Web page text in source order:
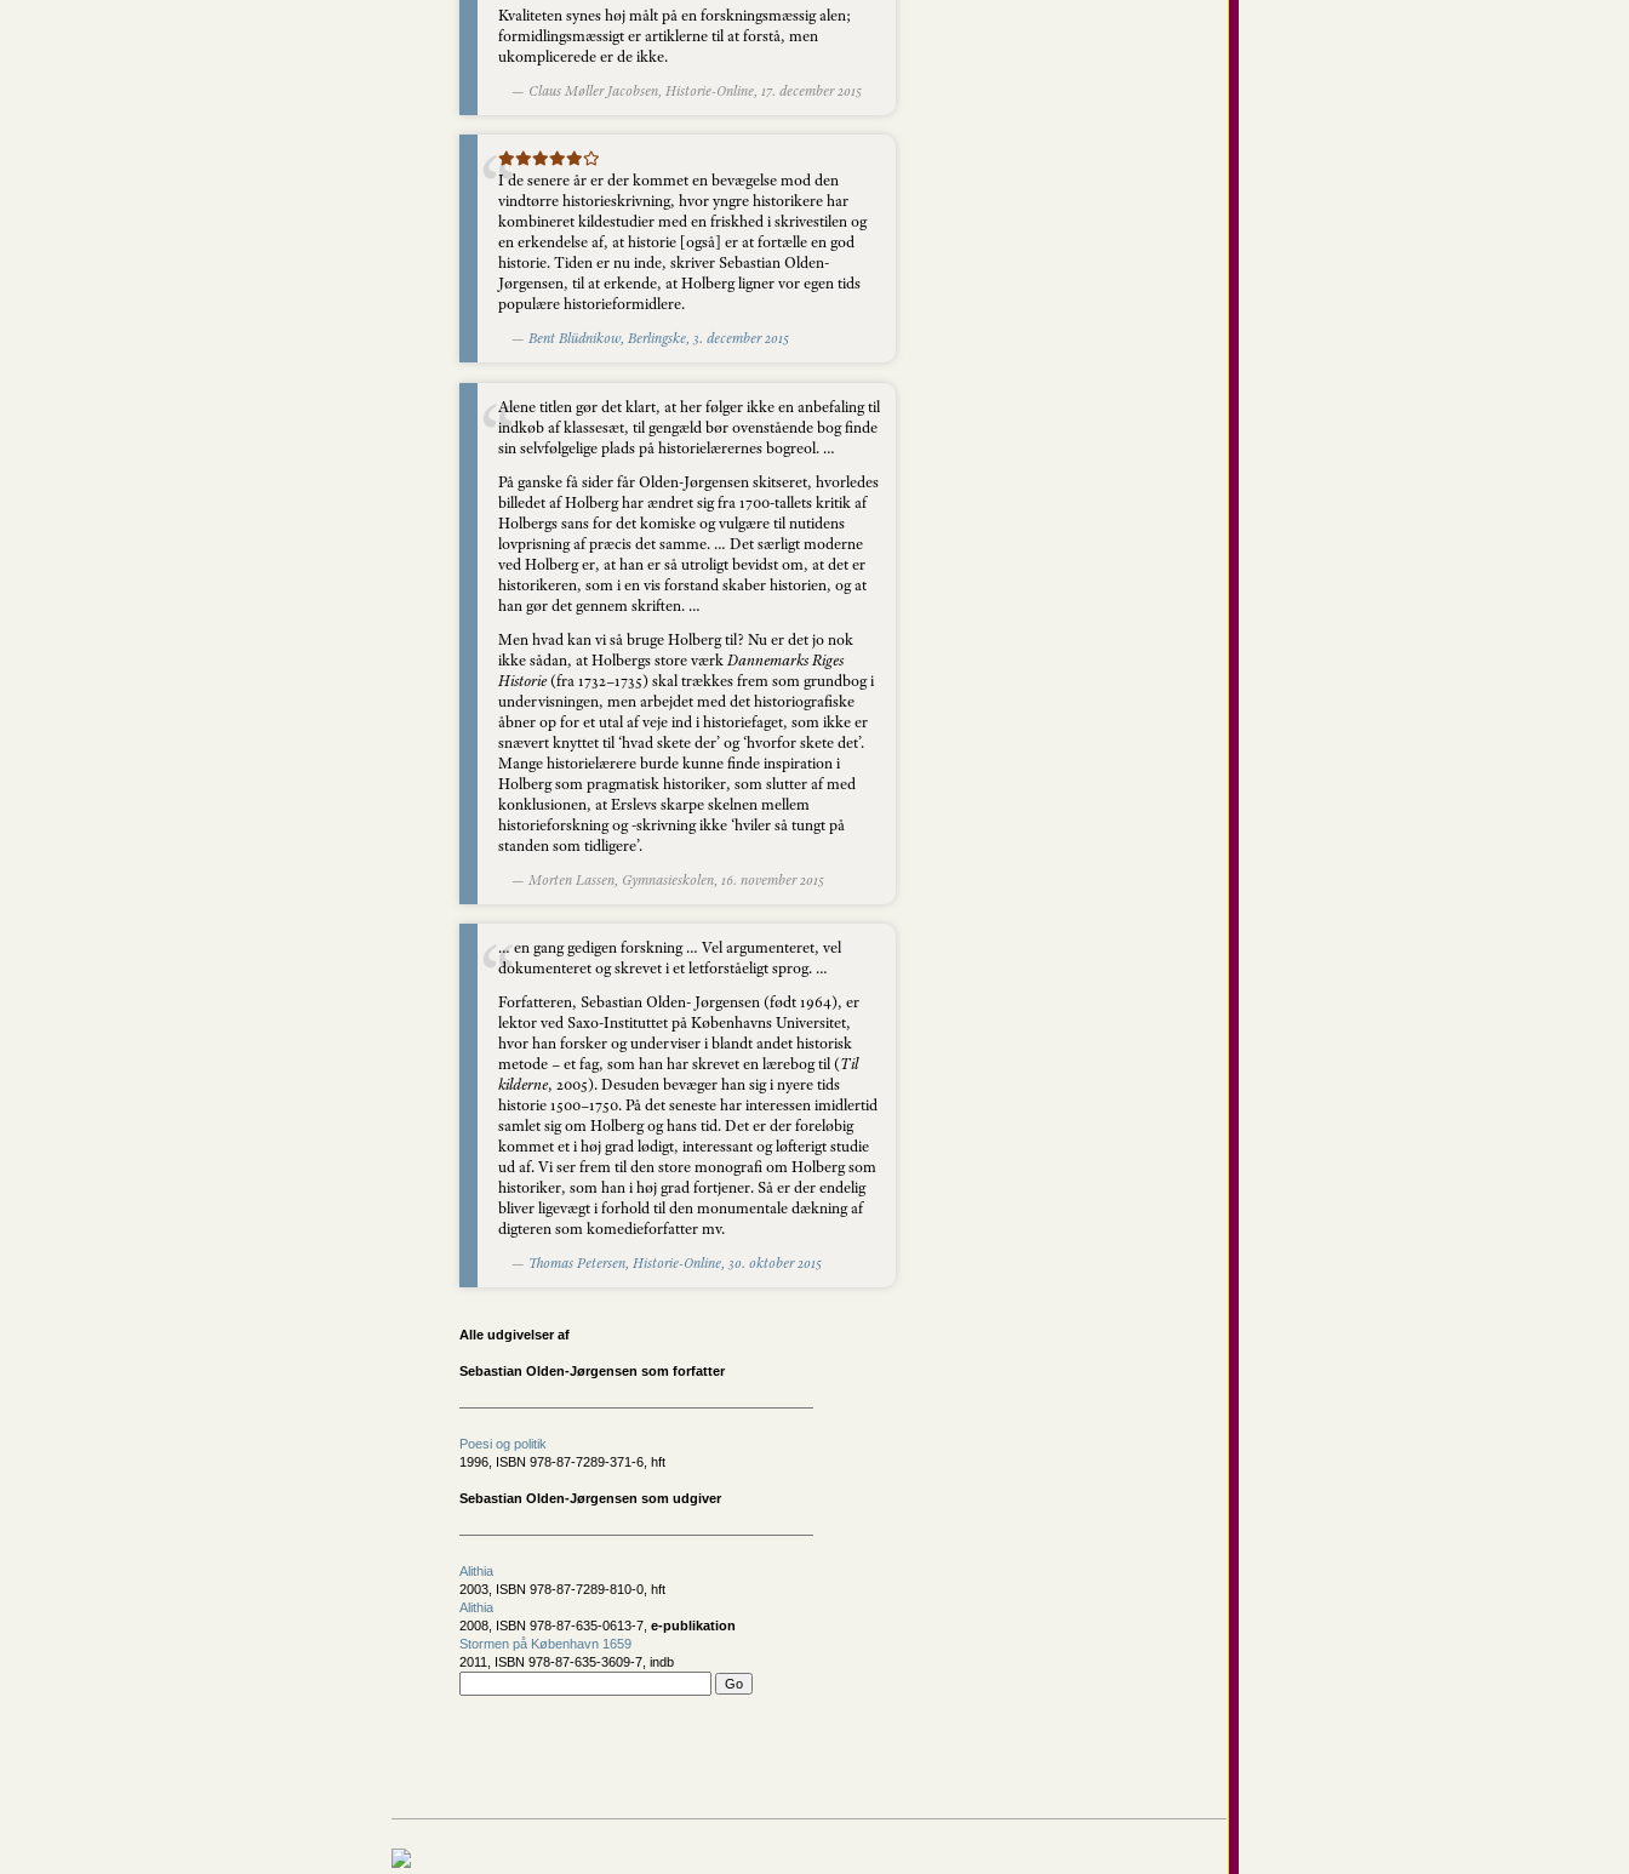
Kvaliteten synes høj målt på en forskningsmæssig alen;
formidlingsmæssigt er artiklerne til at forstå, men
ukomplicerede er de ikke.
— Claus Møller Jacobsen, Historie-Online, 17. december 2015
I de senere år er der kommet en bevægelse mod den
vindtørre historieskrivning, hvor yngre historikere har
kombineret kildestudier med en friskhed i skrivestilen og
en erkendelse af, at historie [også] er at fortælle en god
historie. Tiden er nu inde, skriver Sebastian Olden-
Jørgensen, til at erkende, at Holberg ligner vor egen tids
populære historieformidlere.
— Bent Blüdnikow, Berlingske, 3. december 2015
Alene titlen gør det klart, at her følger ikke en anbefaling til
indkøb af klassesæt, til gengæld bør ovenstående bog finde
sin selvfølgelige plads på historielærernes bogreol. …
På ganske få sider får Olden-Jørgensen skitseret, hvorledes
billedet af Holberg har ændret sig fra 1700-tallets kritik af
Holbergs sans for det komiske og vulgære til nutidens
lovprisning af præcis det samme. … Det særligt moderne
ved Holberg er, at han er så utroligt bevidst om, at det er
historikeren, som i en vis forstand skaber historien, og at
han gør det gennem skriften. …
Men hvad kan vi så bruge Holberg til? Nu er det jo nok
ikke sådan, at Holbergs store værkDannemarks Riges
Historie(fra 1732–1735) skal trækkes frem som grundbog i
undervisningen, men arbejdet med det historiografiske
åbner op for et utal af veje ind i historiefaget, som ikke er
snævert knyttet til ‘hvad skete der’ og ‘hvorfor skete det’.
Mange historielærere burde kunne finde inspiration i
Holberg som pragmatisk historiker, som slutter af med
konklusionen, at Erslevs skarpe skelnen mellem
historieforskning og -skrivning ikke ‘hviler så tungt på
standen som tidligere’.
— Morten Lassen, Gymnasieskolen, 16. november 2015
… en gang gedigen forskning … Vel argumenteret, vel
dokumenteret og skrevet i et letforståeligt sprog. …
Forfatteren, Sebastian Olden- Jørgensen (født 1964), er
lektor ved Saxo-Instituttet på Københavns Universitet,
hvor han forsker og underviser i blandt andet historisk
metode – et fag, som han har skrevet en lærebog til (Til
kilderne, 2005). Desuden bevæger han sig i nyere tids
historie 1500–1750. På det seneste har interessen imidlertid
samlet sig om Holberg og hans tid. Det er der foreløbig
kommet et i høj grad lødigt, interessant og løfterigt studie
ud af. Vi ser frem til den store monografi om Holberg som
historiker, som han i høj grad fortjener. Så er der endelig
bliver ligevægt i forhold til den monumentale dækning af
digteren som komedieforfatter mv.
— Thomas Petersen, Historie-Online, 30. oktober 2015
Alle udgivelser af
Sebastian Olden-Jørgensen som forfatter
Poesi og politik
1996, ISBN 978-87-7289-371-6, hft
Sebastian Olden-Jørgensen som udgiver
Alithia
2003, ISBN 978-87-7289-810-0, hft
Alithia
2008, ISBN 978-87-635-0613-7, e-publikation
Stormen på København 1659
2011, ISBN 978-87-635-3609-7, indb